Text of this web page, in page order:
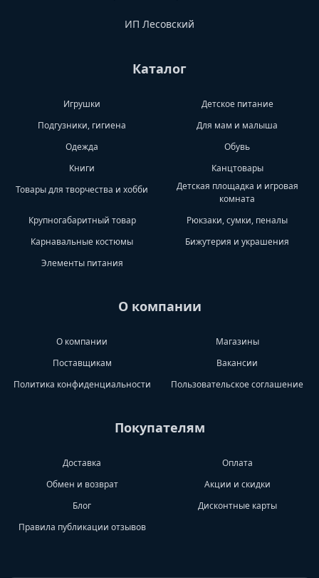
ИП Лесовский
Каталог
Игрушки
Детское питание
Подгузники, гигиена
Для мам и малыша
Одежда
Обувь
Книги
Канцтовары
Товары для творчества и хобби
Детская площадка и игровая
комната
Крупногабаритный товар
Рюкзаки, сумки, пеналы
Карнавальные костюмы
Бижутерия и украшения
Элементы питания
О компании
О компании
Магазины
Поставщикам
Вакансии
Политика конфиденциальности
Пользовательское соглашение
Покупателям
Доставка
Оплата
Обмен и возврат
Акции и скидки
Блог
Дисконтные карты
Правила публикации отзывов